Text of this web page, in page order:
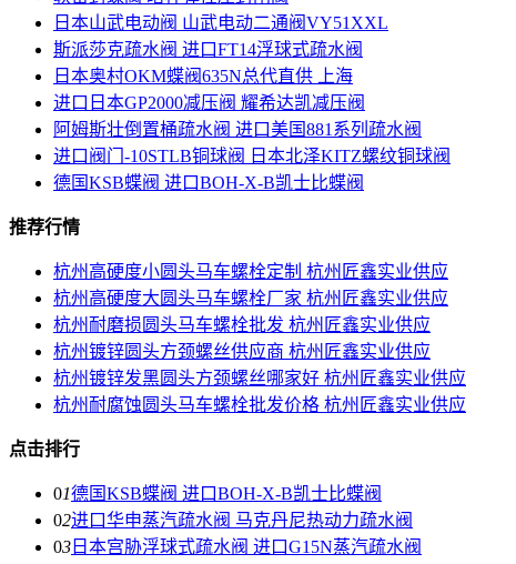
日本山武电动阀 山武电动二通阀VY51XXL
斯派莎克疏水阀 进口FT14浮球式疏水阀
日本奥村OKM蝶阀635N总代直供 上海
进口日本GP2000减压阀 耀希达凯减压阀
阿姆斯壮倒置桶疏水阀 进口美国881系列疏水阀
进口阀门-10STLB铜球阀 日本北泽KITZ螺纹铜球阀
德国KSB蝶阀 进口BOH-X-B凯士比蝶阀
推荐行情
杭州高硬度小圆头马车螺栓定制 杭州匠鑫实业供应
杭州高硬度大圆头马车螺栓厂家 杭州匠鑫实业供应
杭州耐磨损圆头马车螺栓批发 杭州匠鑫实业供应
杭州镀锌圆头方颈螺丝供应商 杭州匠鑫实业供应
杭州镀锌发黑圆头方颈螺丝哪家好 杭州匠鑫实业供应
杭州耐腐蚀圆头马车螺栓批发价格 杭州匠鑫实业供应
点击排行
01德国KSB蝶阀 进口BOH-X-B凯士比蝶阀
02进口华申蒸汽疏水阀 马克丹尼热动力疏水阀
03 日本宫胁浮球式疏水阀 进口G15N蒸汽疏水阀